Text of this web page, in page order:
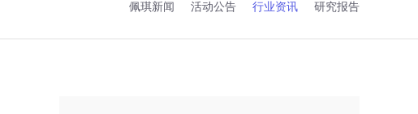
佩琪新闻 活动公告 行业资讯 研究报告